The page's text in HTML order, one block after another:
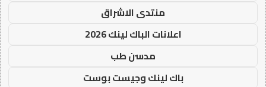
منتدى الاشراق
اعلانات الباك لينك 2026
مدسن طب
باك لينك وجيست بوست